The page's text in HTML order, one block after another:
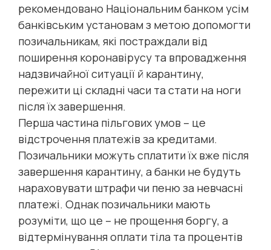
рекомендовано Національним банком усім
банківським установам з метою допомогти
позичальникам, які постраждали від
поширення коронавірусу та впровадження
надзвичайної ситуації й карантину,
пережити ці складні часи та стати на ноги
після їх завершення.
Перша частина пільгових умов – це
відстрочення платежів за кредитами.
Позичальники можуть сплатити їх вже після
завершення карантину, а банки не будуть
нараховувати штрафи чи пеню за невчасні
платежі. Однак позичальники мають
розуміти, що це – не прощення боргу, а
відтермінування оплати тіла та процентів